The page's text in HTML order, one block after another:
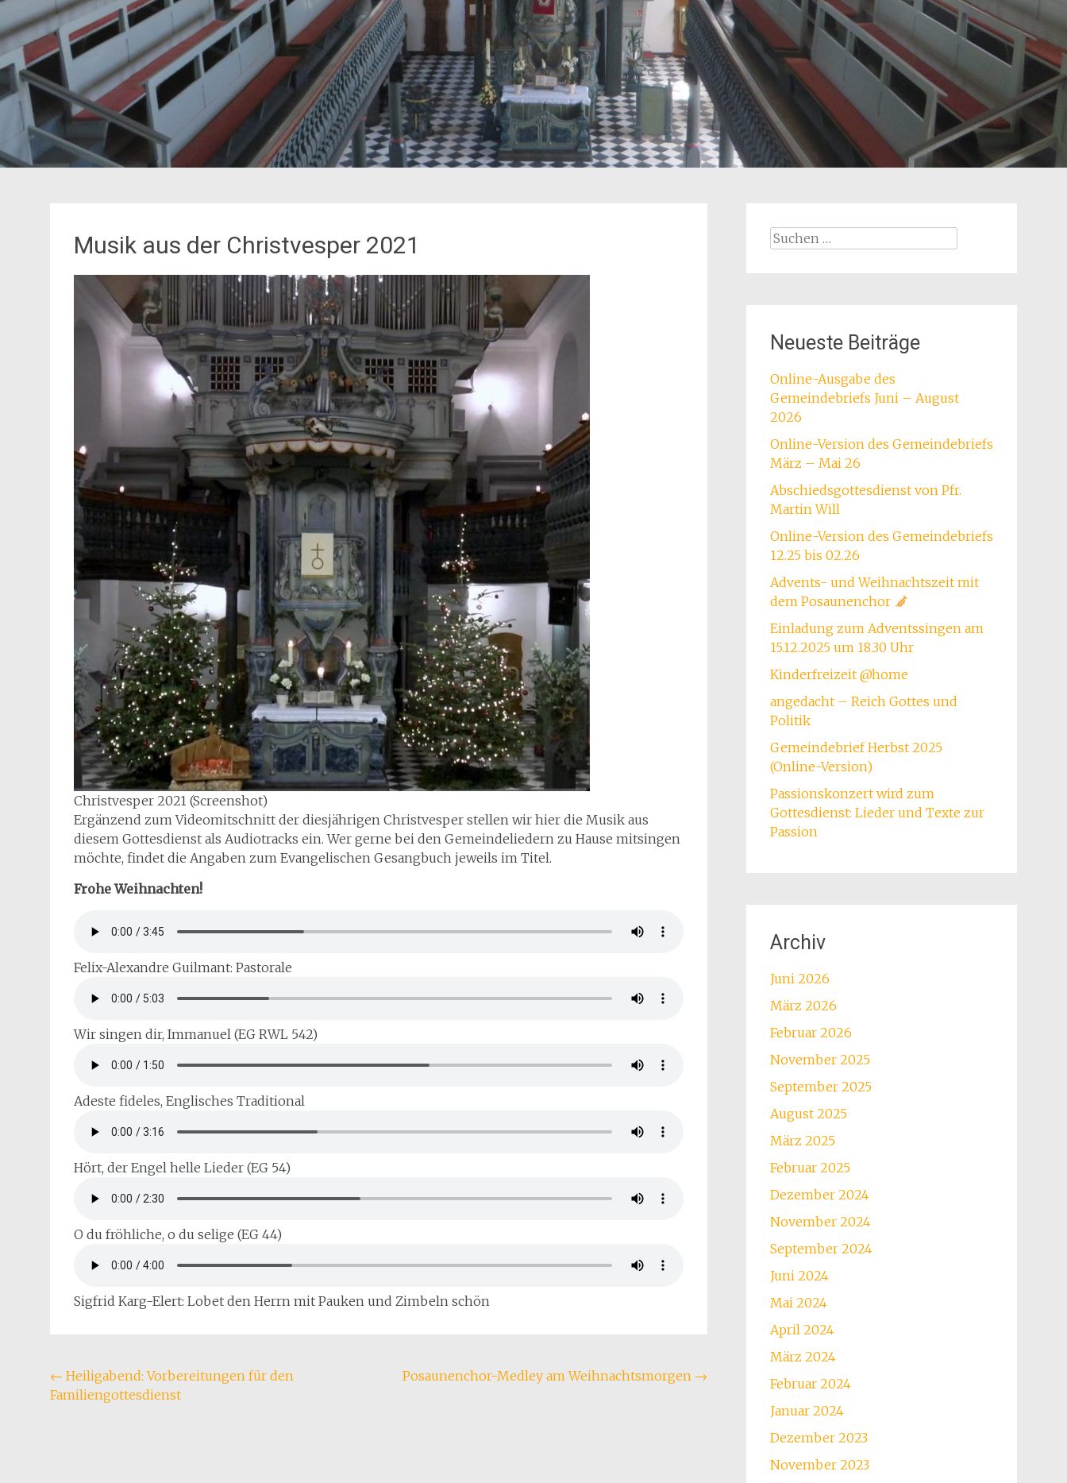
Musik aus der Christvesper 2021
Christvesper 2021 (Screenshot)
Ergänzend zum Videomitschnitt der diesjährigen Christvesper stellen wir hier die Musik aus
diesem Gottesdienst als Audiotracks ein. Wer gerne bei den Gemeindeliedern zu Hause mitsingen
möchte, findet die Angaben zum Evangelischen Gesangbuch jeweils im Titel.
Frohe Weihnachten!
Felix-Alexandre Guilmant: Pastorale
Wir singen dir, Immanuel (EG RWL 542)
Adeste fideles, Englisches Traditional
Hört, der Engel helle Lieder (EG 54)
O du fröhliche, o du selige (EG 44)
Sigfrid Karg-Elert: Lobet den Herrn mit Pauken und Zimbeln schön
Beitragsnavigation
← Heiligabend: Vorbereitungen für den
Familiengottesdienst
Posaunenchor-Medley am Weihnachtsmorgen →
Suchen
Neueste Beiträge
Online-Ausgabe des
Gemeindebriefs Juni – August
2026
Online-Version des Gemeindebriefs
März – Mai 26
Abschiedsgottesdienst von Pfr.
Martin Will
Online-Version des Gemeindebriefs
12.25 bis 02.26
Advents- und Weihnachtszeit mit
dem Posaunenchor
Einladung zum Adventssingen am
15.12.2025 um 18.30 Uhr
Kinderfreizeit @home
angedacht – Reich Gottes und
Politik
Gemeindebrief Herbst 2025
(Online-Version)
Passionskonzert wird zum
Gottesdienst: Lieder und Texte zur
Passion
Archiv
Juni 2026
März 2026
Februar 2026
November 2025
September 2025
August 2025
März 2025
Februar 2025
Dezember 2024
November 2024
September 2024
Juni 2024
Mai 2024
April 2024
März 2024
Februar 2024
Januar 2024
Dezember 2023
November 2023